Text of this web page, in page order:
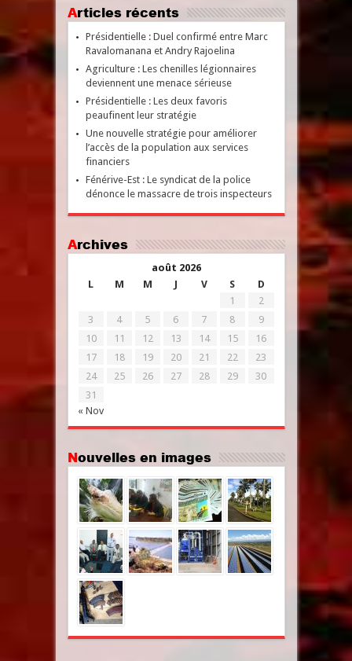
Articles récents
Présidentielle : Duel confirmé entre Marc
Ravalomanana et Andry Rajoelina
Agriculture : Les chenilles légionnaires
deviennent une menace sérieuse
Présidentielle : Les deux favoris
peaufinent leur stratégie
Une nouvelle stratégie pour améliorer
l’accès de la population aux services
financiers
Fénérive-Est : Le syndicat de la police
dénonce le massacre de trois inspecteurs
Archives
août 2026
L
M M J V S D
« Nov
1
2
3
4 5 6 7 8
9
10
11 12 13 14 15
16
17
18 19 20 21 22
23
24
25 26 27 28 29
30
31
Nouvelles en images